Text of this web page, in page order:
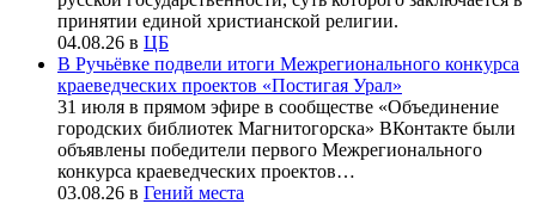
принятии единой христианской религии.
04.08.26 в ЦБ
В Ручьёвке подвели итоги Межрегионального конкурса
краеведческих проектов «Постигая Урал»
31 июля в прямом эфире в сообществе «Объединение
городских библиотек Магнитогорска» ВКонтакте были
объявлены победители первого Межрегионального
конкурса краеведческих проектов…
03.08.26 в Гений места